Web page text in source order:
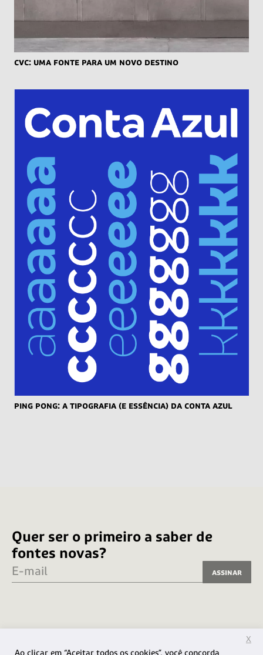
CVC: uma fonte para um novo destino
Ping Pong: a tipografia (e essência) da Conta Azul
Quer ser o primeiro a saber de
fontes novas?
E-mail Assinar
Ao clicar em “Aceitar todos os cookies”, você concorda
X